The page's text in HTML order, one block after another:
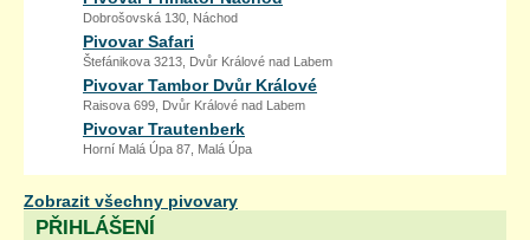
Dobrošovská 130, Náchod
Pivovar Safari
Štefánikova 3213, Dvůr Králové nad Labem
Pivovar Tambor Dvůr Králové
Raisova 699, Dvůr Králové nad Labem
Pivovar Trautenberk
Horní Malá Úpa 87, Malá Úpa
Zobrazit všechny pivovary
PŘIHLÁŠENÍ